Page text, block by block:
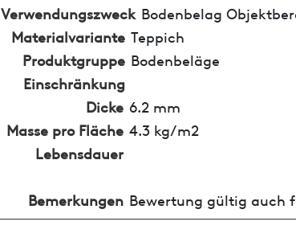
Verwendungszweck Bodenbelag
Materialvariante Teppich
Produktgruppe Bodenbeläge
Einschränkung
Dicke 6.2 mm
Masse pro Fläche 4.3 kg/m2
Lebensdauer
Bemerkungen Bewertung gültig auch